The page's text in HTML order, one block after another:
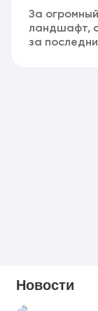
За
ландшафт,
за
Новости